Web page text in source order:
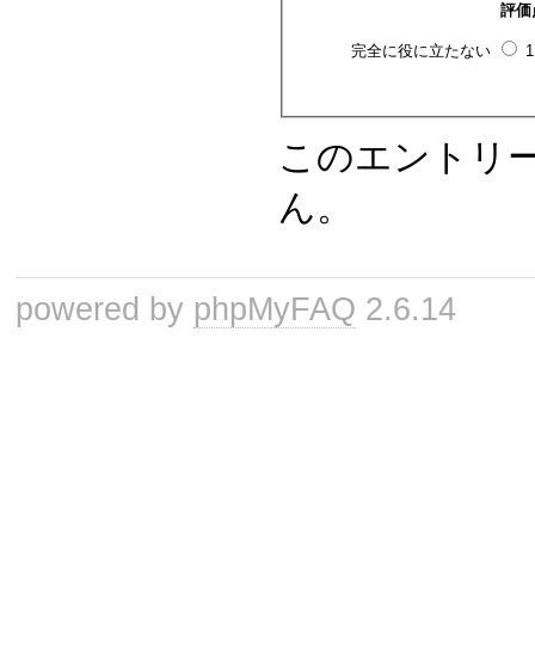
評価
完全に役に立たない
このエントリ
ん。
powered by phpMyFAQ 2.6.14